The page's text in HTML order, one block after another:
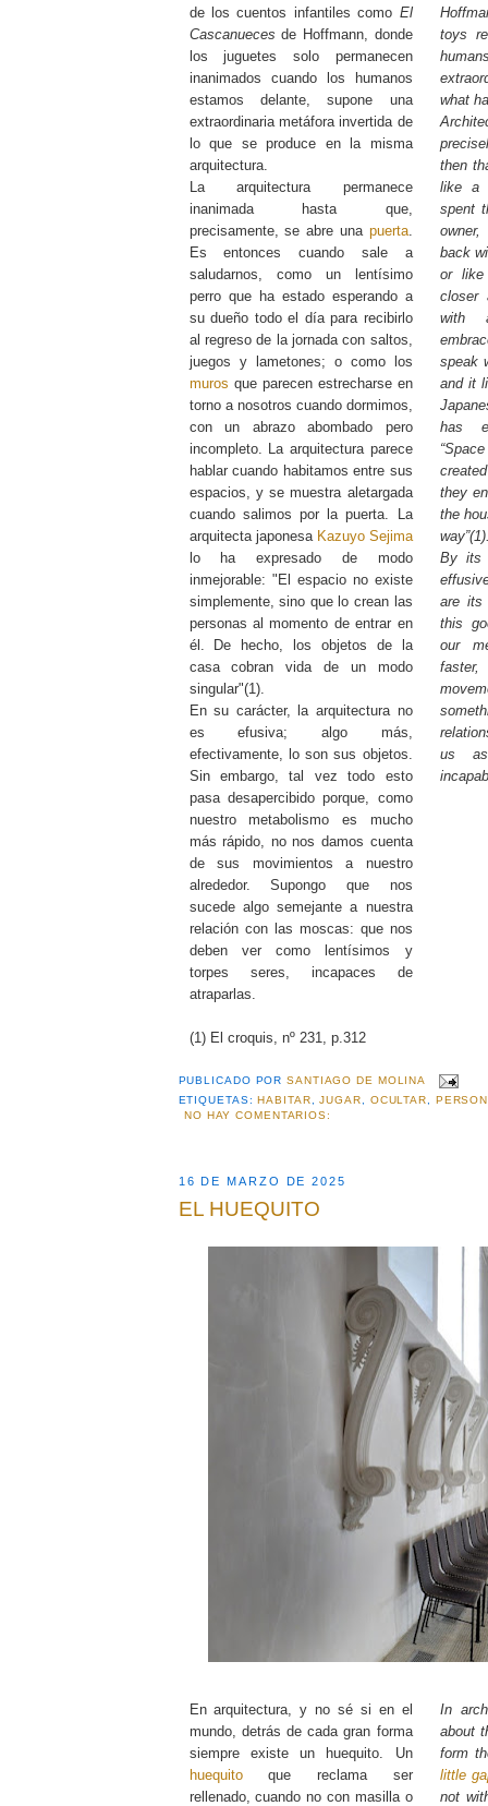
de los cuentos infantiles como El
Cascanueces de Hoffmann, donde
los juguetes solo permanecen
inanimados cuando los humanos
estamos delante, supone una
extraordinaria metáfora invertida de
lo que se produce en la misma
arquitectura.
La arquitectura permanece
inanimada hasta que,
precisamente, se abre una puerta.
Es entonces cuando sale a
saludarnos, como un lentísimo
perro que ha estado esperando a
su dueño todo el día para recibirlo
al regreso de la jornada con saltos,
juegos y lametones; o como los
muros que parecen estrecharse en
torno a nosotros cuando dormimos,
con un abrazo abombado pero
incompleto. La arquitectura parece
hablar cuando habitamos entre sus
espacios, y se muestra aletargada
cuando salimos por la puerta. La
arquitecta japonesa Kazuyo Sejima
lo ha expresado de modo
inmejorable: "El espacio no existe
simplemente, sino que lo crean las
personas al momento de entrar en
él. De hecho, los objetos de la
casa cobran vida de un modo
singular"(1).
En su carácter, la arquitectura no
es efusiva; algo más,
efectivamente, lo son sus objetos.
Sin embargo, tal vez todo esto
pasa desapercibido porque, como
nuestro metabolismo es mucho
más rápido, no nos damos cuenta
de sus movimientos a nuestro
alrededor. Supongo que nos
sucede algo semejante a nuestra
relación con las moscas: que nos
deben ver como lentísimos y
torpes seres, incapaces de
atraparlas.
(1) El croquis, nº 231, p.312
toys
what
then
like a
spent
back
or
closer
with
speak
and it
has
they
the
By its
are its
this
our
us
PUBLICADO PORSANTIAGO DE MOLINA
ETIQUETAS:HABITAR ,JUGAR OCULTAR
NO HAY COMENTARIOS:
16 DE MARZO DE 2025
EL HUEQUITO
En arquitectura, y no sé si en el
mundo, detrás de cada gran forma
siempre existe un huequito. Un
huequitoque reclama ser
rellenado, cuando no con masilla o
In
about
form
little
not